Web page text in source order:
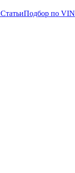
СтатьиПодбор по VIN